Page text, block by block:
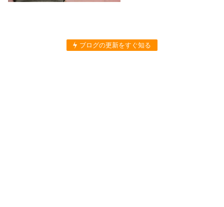
ブログの更新をすぐ知る